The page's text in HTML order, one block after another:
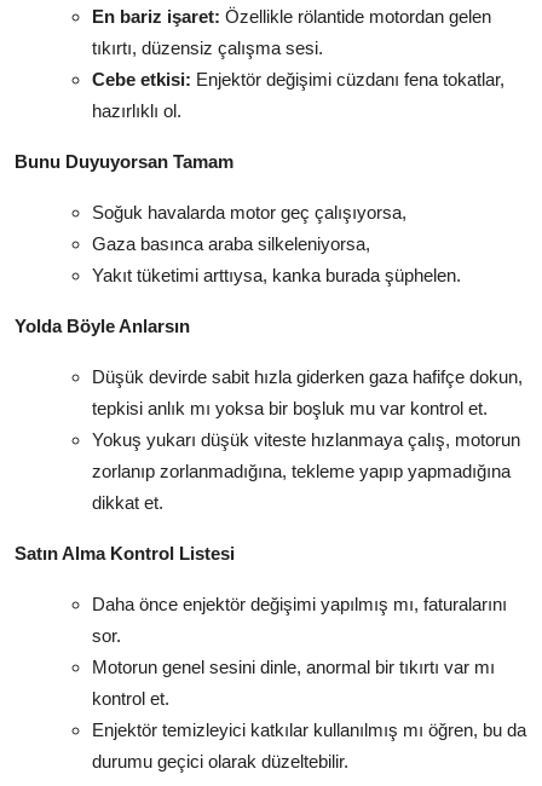
En bariz işaret: Özellikle rölantide motordan gelen
tıkırtı, düzensiz çalışma sesi.
Cebe etkisi: Enjektör değişimi cüzdanı fena tokatlar,
hazırlıklı ol.
Bunu Duyuyorsan Tamam
Soğuk havalarda motor geç çalışıyorsa,
Gaza basınca araba silkeleniyorsa,
Yakıt tüketimi arttıysa, kanka burada şüphelen.
Yolda Böyle Anlarsın
Düşük devirde sabit hızla giderken gaza hafifçe dokun,
tepkisi anlık mı yoksa bir boşluk mu var kontrol et.
Yokuş yukarı düşük viteste hızlanmaya çalış, motorun
zorlanıp zorlanmadığına, tekleme yapıp yapmadığına
dikkat et.
Satın Alma Kontrol Listesi
Daha önce enjektör değişimi yapılmış mı, faturalarını
sor.
Motorun genel sesini dinle, anormal bir tıkırtı var mı
kontrol et.
Enjektör temizleyici katkılar kullanılmış mı öğren, bu da
durumu geçici olarak düzeltebilir.